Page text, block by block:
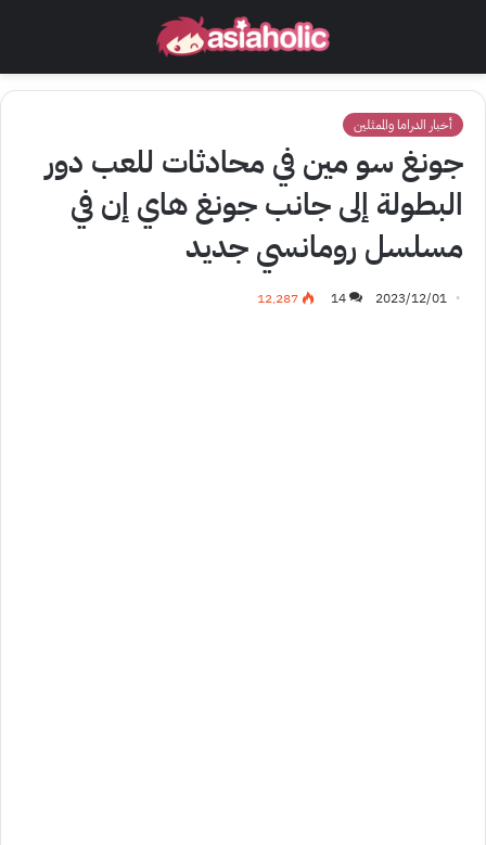
أخبار الدراما والممثلين
جونغ سو مين في محادثات للعب دور
البطولة إلى جانب جونغ هاي إن في
مسلسل رومانسي جديد
2023/12/01
14 12٬287